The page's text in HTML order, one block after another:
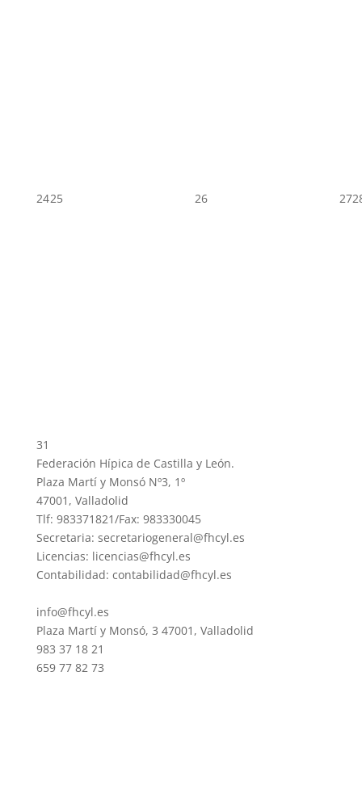
2425 26 27
31
Federación Hípica de Castilla y León.
Plaza Martí y Monsó Nº3, 1º
47001, Valladolid
Tlf: 983371821/Fax: 983330045
Secretaria: secretariogeneral@fhcyl.es
Licencias: licencias@fhcyl.es
Contabilidad: contabilidad@fhcyl.es
info@fhcyl.es
Plaza Martí y Monsó, 3 47001, Valladolid
983 37 18 21
659 77 82 73